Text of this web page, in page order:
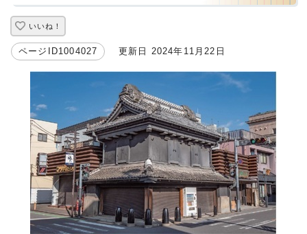
いいね！
ページID1004027 更新日 2024年11月22日